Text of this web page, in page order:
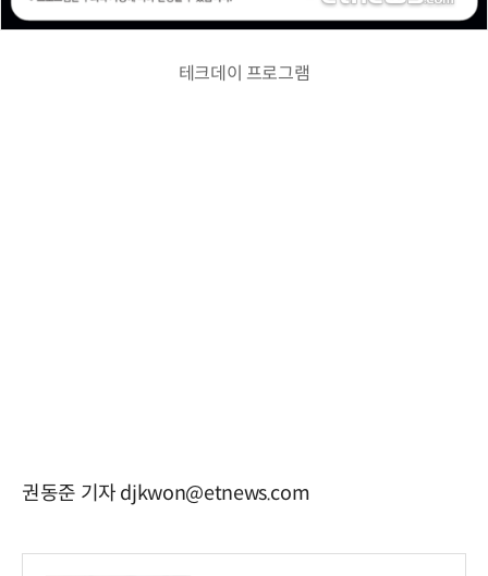
테크데이 프로그램
권동준 기자 djkwon@etnews.com